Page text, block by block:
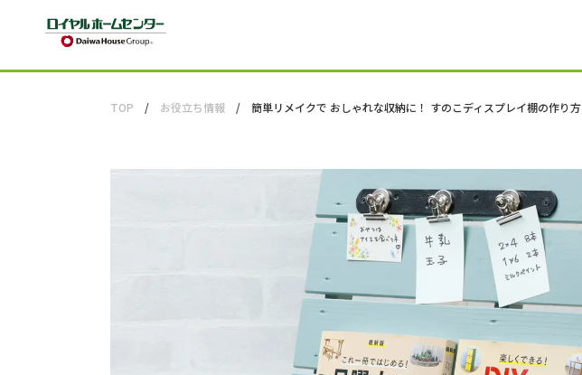
TOP お役立ち情報 簡単リメイクで おしゃれな収納に！ すのこディスプレイ棚の作り方